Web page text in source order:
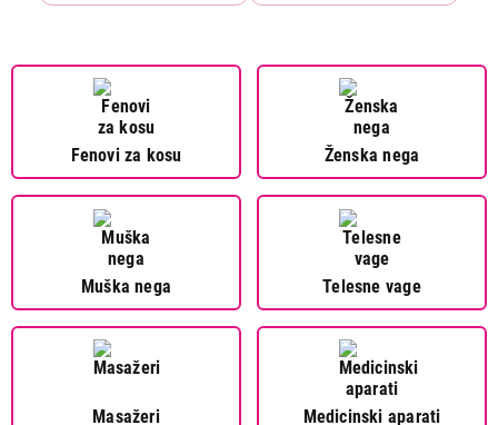
Fenovi za kosu Ženska nega
Muška nega Telesne vage
Masažeri Medicinski aparati